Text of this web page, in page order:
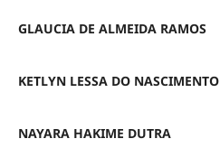
GLAUCIA DE ALMEIDA RAMOS
KETLYN LESSA DO NASCIMENTO
NAYARA HAKIME DUTRA